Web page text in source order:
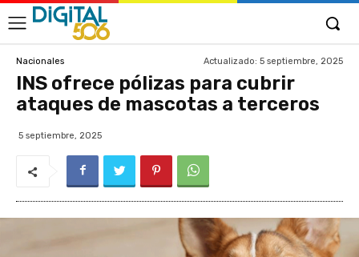
Nacionales Actualizado: 5 septiembre, 2025
INS ofrece pólizas para cubrir
ataques de mascotas a terceros
5 septiembre, 2025